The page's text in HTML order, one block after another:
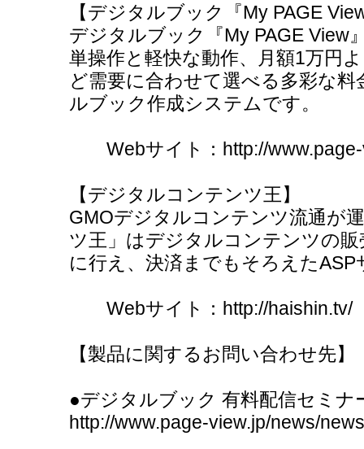
【デジタルブック『My PAGE
デジタルブック『My PAGE View
単操作と軽快な動作、月額1万円
ど需要に合わせて選べる多彩な
ルブック作成システムです。
Webサイト：http://www.page-
【デジタルコンテンツ王】
GMOデジタルコンテンツ流通が
ツ王」はデジタルコンテンツの
に行え、決済までもそろえたASP
Webサイト：http://haishin.tv/
【製品に関するお問い合わせ先】
●デジタルブック 有料配信セミナ
http://www.page-view.jp/news/